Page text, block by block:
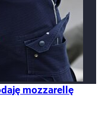
mozzarellę